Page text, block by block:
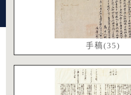
手稿(35)